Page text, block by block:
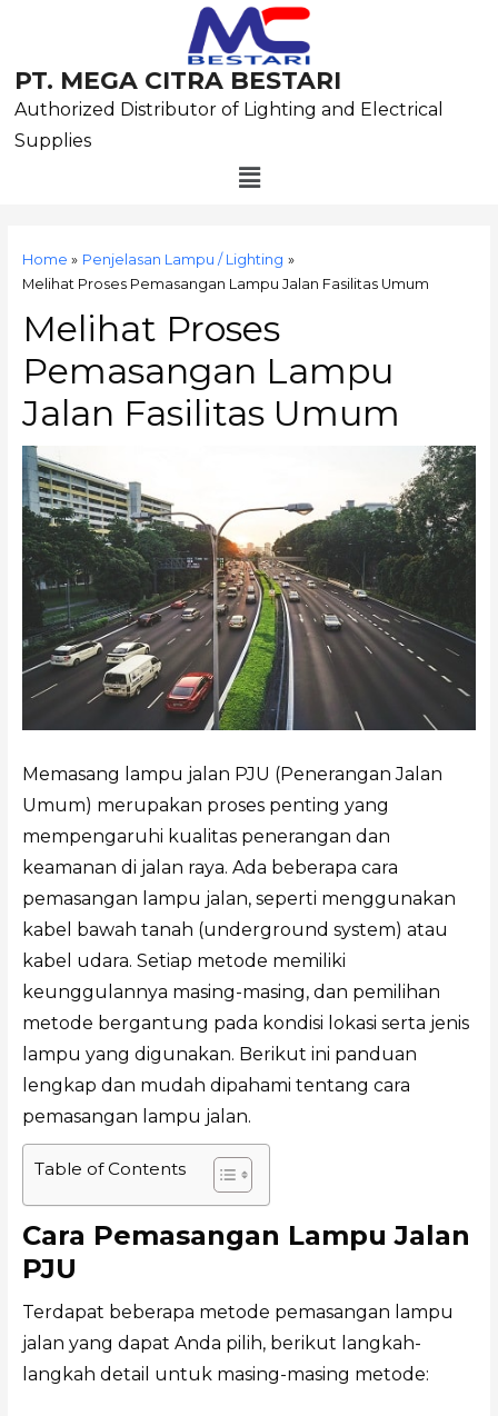
PT. MEGA CITRA BESTARI
Authorized Distributor of Lighting and Electrical
Supplies
Menu
Home
Penjelasan Lampu / Lighting
Melihat Proses Pemasangan Lampu Jalan Fasilitas Umum
Melihat Proses
Pemasangan Lampu
Jalan Fasilitas Umum
Memasang lampu jalan PJU (Penerangan Jalan
Umum) merupakan proses penting yang
mempengaruhi kualitas penerangan dan
keamanan di jalan raya. Ada beberapa cara
pemasangan lampu jalan, seperti menggunakan
kabel bawah tanah (underground system) atau
kabel udara. Setiap metode memiliki
keunggulannya masing-masing, dan pemilihan
metode bergantung pada kondisi lokasi serta jenis
lampu yang digunakan. Berikut ini panduan
lengkap dan mudah dipahami tentang cara
pemasangan lampu jalan.
Table of Contents
Cara Pemasangan Lampu Jalan
PJU
Terdapat beberapa metode pemasangan lampu
jalan yang dapat Anda pilih, berikut langkah-
langkah detail untuk masing-masing metode: